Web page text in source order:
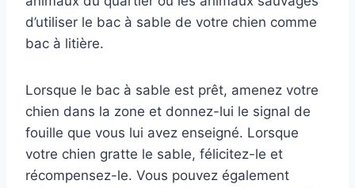
d’utiliser le bac à sable de votre chien comme
bac à litière.
Lorsque le bac à sable est prêt, amenez votre
chien dans la zone et donnez-lui le signal de
fouille que vous lui avez enseigné. Lorsque
votre chien gratte le sable, félicitez-le et
récompensez-le. Vous pouvez également